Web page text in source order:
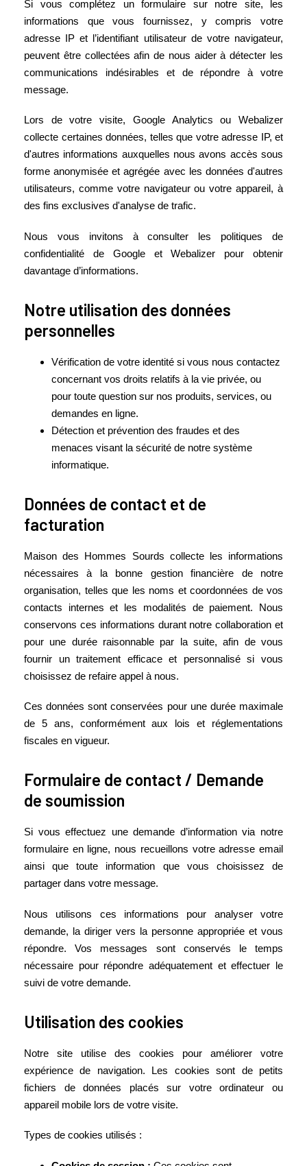
Si vous complétez un formulaire sur notre site, les
informations que vous fournissez, y compris votre
adresse IP et l’identifiant utilisateur de votre navigateur,
peuvent être collectées afin de nous aider à détecter les
communications indésirables et de répondre à votre
message.
Lors de votre visite, Google Analytics ou Webalizer
collecte certaines données, telles que votre adresse IP, et
d'autres informations auxquelles nous avons accès sous
forme anonymisée et agrégée avec les données d'autres
utilisateurs, comme votre navigateur ou votre appareil, à
des fins exclusives d'analyse de trafic.
Nous vous invitons à consulter les politiques de
confidentialité de Google et Webalizer pour obtenir
davantage d’informations.
Notre utilisation des données
personnelles
Vérification de votre identité si vous nous contactez
concernant vos droits relatifs à la vie privée, ou
pour toute question sur nos produits, services, ou
demandes en ligne.
Détection et prévention des fraudes et des
menaces visant la sécurité de notre système
informatique.
Données de contact et de
facturation
Maison des Hommes Sourds collecte les informations
nécessaires à la bonne gestion financière de notre
organisation, telles que les noms et coordonnées de vos
contacts internes et les modalités de paiement. Nous
conservons ces informations durant notre collaboration et
pour une durée raisonnable par la suite, afin de vous
fournir un traitement efficace et personnalisé si vous
choisissez de refaire appel à nous.
Ces données sont conservées pour une durée maximale
de 5 ans, conformément aux lois et réglementations
fiscales en vigueur.
Formulaire de contact / Demande
de soumission
Si vous effectuez une demande d’information via notre
formulaire en ligne, nous recueillons votre adresse email
ainsi que toute information que vous choisissez de
partager dans votre message.
Nous utilisons ces informations pour analyser votre
demande, la diriger vers la personne appropriée et vous
répondre. Vos messages sont conservés le temps
nécessaire pour répondre adéquatement et effectuer le
suivi de votre demande.
Utilisation des cookies
Notre site utilise des cookies pour améliorer votre
expérience de navigation. Les cookies sont de petits
fichiers de données placés sur votre ordinateur ou
appareil mobile lors de votre visite.
Types de cookies utilisés :